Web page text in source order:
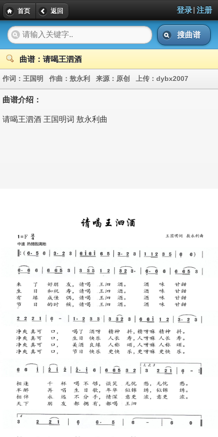
首页 返回 登录| 注册
搜曲谱
曲谱：请喝王泗酒
作词： 王国明 作曲： 敖永利 来源： 原创 上传： dybx2007
曲谱介绍：
请喝王泗酒 王国明词 敖永利曲